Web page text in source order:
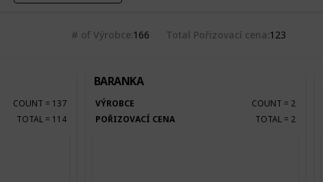
# of Výrobce 166 Total Pořizovací cena 123
COUNT = 137
TOTAL = 114
BARANKA
VÝROBCE COUNT = 2
POŘIZOVACÍ CENA
TOTAL = 2